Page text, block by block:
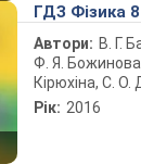
ГДЗ Фізика
Автори: В. Г.
Ф. Я.
Кірюхіна, С. О.
Рік: 2016